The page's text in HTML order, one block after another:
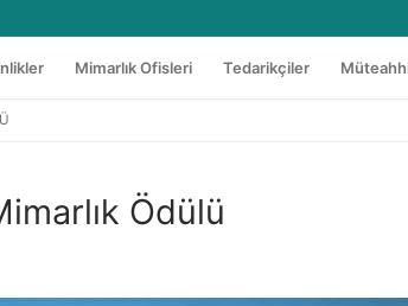
Mimarlık Ofisleri Tedarikçiler
Ödülü